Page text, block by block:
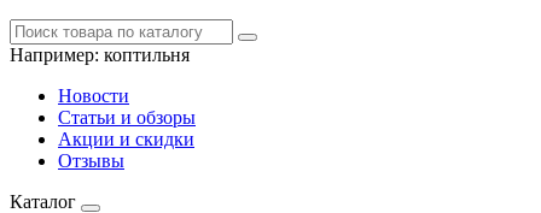
Например: коптильня
Новости
Статьи и обзоры
Акции и скидки
Отзывы
Каталог